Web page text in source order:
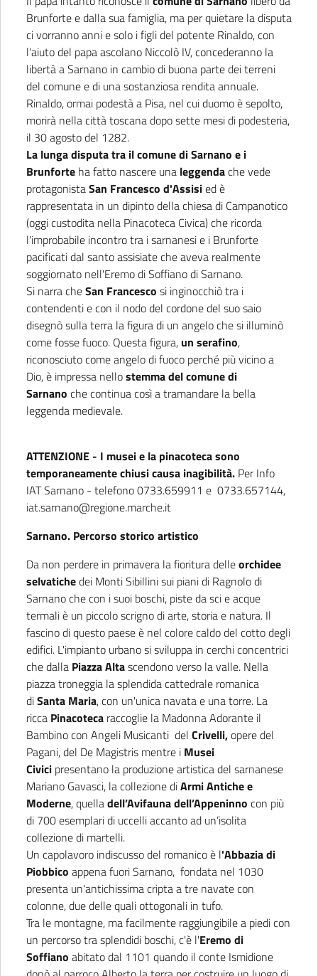
Brunforte e dalla sua famiglia, ma per quietare la disputa
ci vorranno anni e solo i figli del potente Rinaldo, con
l'aiuto del papa ascolano Niccolò IV, concederanno la
libertà a Sarnano in cambio di buona parte dei terreni
del comune e di una sostanziosa rendita annuale.
Rinaldo, ormai podestà a Pisa, nel cui duomo è sepolto,
morirà nella città toscana dopo sette mesi di podesteria,
il 30 agosto del 1282.
La lunga disputa tra il comune di Sarnano e i
Brunforte ha fatto nascere una leggendache vede
protagonistaSan Francesco d'Assisied è
rappresentata in un dipinto della chiesa di Campanotico
(oggi custodita nella Pinacoteca Civica) che ricorda
l'improbabile incontro tra i sarnanesi e i Brunforte
pacificati dal santo assisiate che aveva realmente
soggiornato nell'Eremo di Soffiano di Sarnano.
Si narra cheSan Francesco si inginocchiò tra i
contendenti e con il nodo del cordone del suo saio
disegnò sulla terra la figura di un angelo che si illuminò
come fosse fuoco. Questa figura, un serafino,
riconosciuto come angelo di fuoco perché più vicino a
Dio, è impressa nellostemma del comune di
Sarnano che continua così a tramandare la bella
leggenda medievale.
ATTENZIONE - I musei e la pinacoteca sono
temporaneamente chiusi causa inagibilità. Per Info
IAT Sarnano - telefono 0733.659911 e 0733.657144,
iat.sarnano@regione.marche.it
Sarnano. Percorso storico artistico
Da non perdere in primavera la fioritura delleorchidee
selvatichedei Monti Sibillini sui piani di Ragnolo di
Sarnano che con i suoi boschi, piste da sci e acque
termali è un piccolo scrigno di arte, storia e natura. Il
fascino di questo paese è nel colore caldo del cotto degli
edifici. L'impianto urbano si sviluppa in cerchi concentrici
che dalla Piazza Altascendono verso la valle. Nella
piazza troneggia la splendida cattedrale romanica
diSanta Maria, con un'unica navata e una torre. La
ricca Pinacoteca raccoglie la Madonna Adorante il
Bambino con Angeli Musicanti del Crivelli,opere del
Pagani, del De Magistris mentre i Musei
Civici presentano la produzione artistica del sarnanese
Mariano Gavasci, la collezione diArmi Antiche e
Moderne, quelladell’Avifauna dell’Appeninno con più
di 700 esemplari di uccelli accanto ad un’isolita
collezione di martelli.
Un capolavoro indiscusso del romanico è l'Abbazia di
Piobbico appena fuori Sarnano, fondata nel 1030
presenta un'antichissima cripta a tre navate con
colonne, due delle quali ottogonali in tufo.
Tra le montagne, ma facilmente raggiungibile a piedi con
un percorso tra splendidi boschi, c'è l'Eremo di
Soffiano abitato dal 1101 quando il conte Ismidione